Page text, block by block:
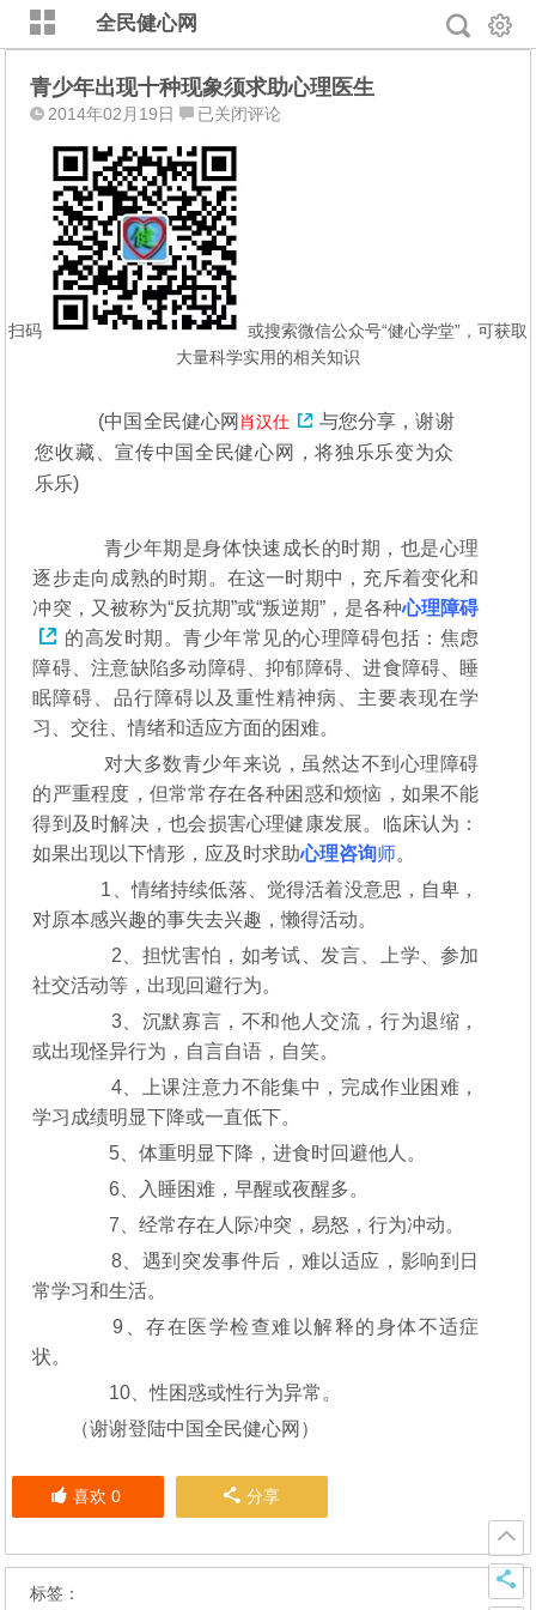
全民健心网
青少年出现十种现象须求助心理医生
2014年02月19日
青
年
出
现
十
种
现
象
须
心
理
已关闭评论
扫码
或搜索微信公众号“健心学堂”，可获取
大量科学实用的相关知识
(中国全民健心网 肖汉仕
与您分享，谢谢
您收藏、宣传中国全民健心网，将独乐乐变为众
乐乐)
青少年期是身体快速成长的时期，也是心理
逐步走向成熟的时期。在这一时期中，充斥着变化和
冲突，又被称为“反抗期”或“叛逆期”，是各种心理障碍
的高发时期。青少年常见的心理障碍包括：焦虑
障碍、注意缺陷多动障碍、抑郁障碍、进食障碍、睡
眠障碍、品行障碍以及重性精神病、主要表现在学
习、交往、情绪和适应方面的困难。
对大多数青少年来说，虽然达不到心理障碍
的严重程度，但常常存在各种困惑和烦恼，如果不能
得到及时解决，也会损害心理健康发展。临床认为：
如果出现以下情形，应及时求助心理咨询师。
1、情绪持续低落、觉得活着没意思，自卑，
对原本感兴趣的事失去兴趣，懒得活动。
2、担忧害怕，如考试、发言、上学、参加
社交活动等，出现回避行为。
3、沉默寡言，不和他人交流，行为退缩，
或出现怪异行为，自言自语，自笑。
4、上课注意力不能集中，完成作业困难，
学习成绩明显下降或一直低下。
5、体重明显下降，进食时回避他人。
6、入睡困难，早醒或夜醒多。
7、经常存在人际冲突，易怒，行为冲动。
8、遇到突发事件后，难以适应，影响到日
常学习和生活。
9、存在医学检查难以解释的身体不适症
状。
10、性困惑或性行为异常。
（谢谢登陆中国全民健心网）
喜欢 0 分享
标签：